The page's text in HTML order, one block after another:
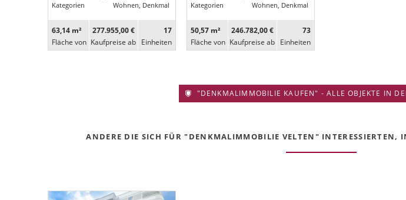
Kategorien
Wohnen, Denkmal
63,14 m²
Fläche von
277.955,00 €
Kaufpreise ab
17
Ein­heiten
Kategorien
Wohnen, Denkmal
50,57 m²
Fläche von
246.782,00 €
Kaufpreise ab
73
Ein­heiten
"DENKMALIMMOBILIE KAUFEN" - ALLE OBJEKTE IN
ANDERE DIE SICH FÜR "DENKMALIMMOBILIE VELTEN" INTERESSIERTEN,